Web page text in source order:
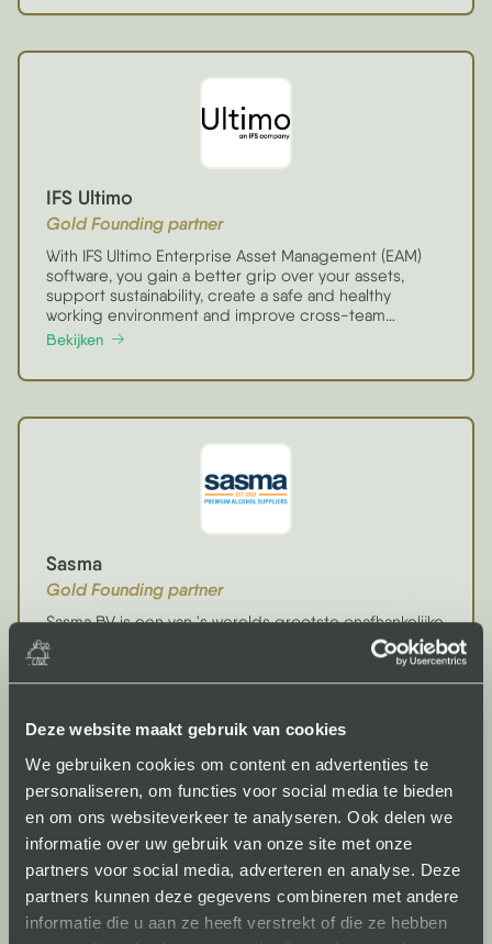
Deze website maakt gebruik van cookies
We gebruiken cookies om content en advertenties te
personaliseren, om functies voor social media te bieden
en om ons websiteverkeer te analyseren. Ook delen we
informatie over uw gebruik van onze site met onze
partners voor social media, adverteren en analyse. Deze
partners kunnen deze gegevens combineren met andere
informatie die u aan ze heeft verstrekt of die ze hebben
IFS Ultimo
Gold Founding partner
With IFS Ultimo Enterprise Asset Management (EAM)
software, you gain a better grip over your assets,
support sustainability, create a safe and healthy
working environment and improve cross-team
collaboration. IFS Ultimo is well known for its rapid
deployment, ease of use, seamless integrations and
unparalleled time to value.
Bekijken
Sasma
Gold Founding partner
Sasma BV is een van 's werelds grootste onafhankelijke
leveranciers van hoogwaardige bulkalcohol en
bulkspirits.
Bekijken
Spotler NL
Gold Founding partner